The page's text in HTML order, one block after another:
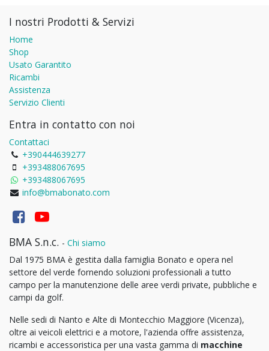
I nostri Prodotti & Servizi
Home
Shop
Usato Garantito
Ricambi
Assistenza
Servizio Clienti
Entra in contatto con noi
Contattaci
+390444639277
+393488067695
+393488067695
info@bmabonato.com
BMA S.n.c. - Chi siamo
Dal 1975 BMA è gestita dalla famiglia Bonato e opera nel
settore del verde fornendo soluzioni professionali a tutto
campo per la manutenzione delle aree verdi private, pubbliche e
campi da golf.
Nelle sedi di Nanto e Alte di Montecchio Maggiore (Vicenza),
oltre ai veicoli elettrici e a motore, l'azienda offre assistenza,
ricambi e accessoristica per una vasta gamma di macchine